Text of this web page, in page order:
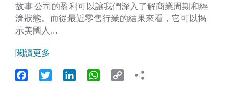
故事 公司的盈利可以讓我們深入了解商業周期和經
濟狀態。而從最近零售行業的結果來看，它可以揭
示美國人…
閱讀更多
FacebookTwitter LinkedIn WhatsApp
Copy